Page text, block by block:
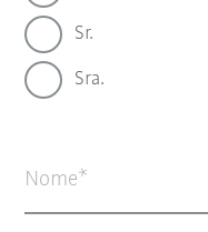
Sr.
Sra.
Nome